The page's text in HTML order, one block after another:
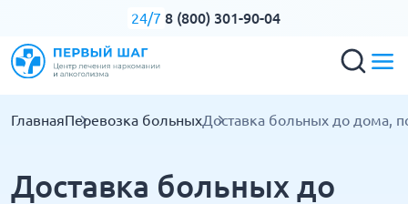
24/7 8 (800) 301-90-04
ГлавнаяПеревозка больныхДоставка больных до дома,
Доставка больных до